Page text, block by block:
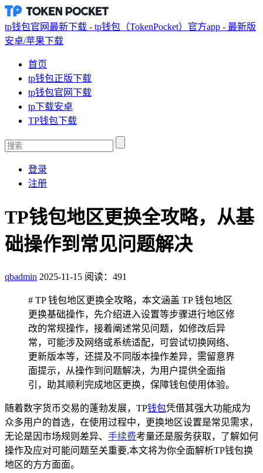
tp钱包官网最新下载 - tp钱包（TokenPocket）官方app - 最新版
安卓/苹果下载
首页
tp钱包正版下载
tp钱包官网下载
tp下载安卓
TP钱包下载
登录
注册
TP钱包地区更换全攻略，从基
础操作到常见问题解决
qbadmin 2025-11-15 阅读：491
# TP 钱包地区更换全攻略，本文涵盖 TP 钱包地区
更换基础操作，先介绍进入设置等步骤进行地区修
改的常规操作，接着阐述常见问题，如修改后异
常，可能涉及网络或系统适配，可尝试切换网络、
更新版本等，还提及不同版本操作差异，需留意界
面提示，从操作到问题解决，为用户提供全面指
引，助其顺利完成地区更换，保障钱包使用体验。
随着数字货币交易的蓬勃发展，TP钱包凭借其强大功能成为
众多用户的首选，在使用过程中，更换地区设置是常见需求，
无论是因市场规则差异、 手续费考量还是服务获取，了解如何
操作及应对可能问题至关重要,本文将为你全面解析TP钱包换
地区的方方面面。